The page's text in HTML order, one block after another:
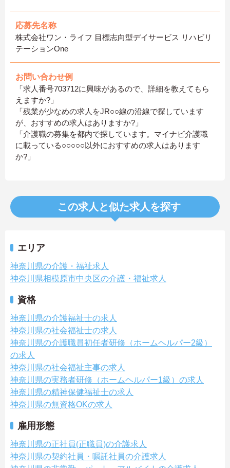
応募先名称
株式会社ワン・ライフ 目標志向型デイサービス リハビリ
テーションOne
お問い合わせ例
「求人番号703712に興味があるので、詳細を教えてもら
えますか?」
「残業が少なめの求人をJR○○線の沿線で探しています
が、おすすめの求人はありますか?」
「介護職の募集を都内で探しています。マイナビ介護職
に載っている○○○○○以外におすすめの求人はあります
か?」
この求人と似た求人を探す
エリア
神奈川県の介護・福祉求人
神奈川県相模原市中央区の介護・福祉求人
資格
神奈川県の介護福祉士の求人
神奈川県の社会福祉士の求人
神奈川県の介護職員初任者研修（ホームヘルパー2級）
の求人
神奈川県の社会福祉主事の求人
神奈川県の実務者研修（ホームヘルパー1級）の求人
神奈川県の精神保健福祉士の求人
神奈川県の無資格OKの求人
雇用形態
神奈川県の正社員(正職員)の介護求人
神奈川県の契約社員・嘱託社員の介護求人